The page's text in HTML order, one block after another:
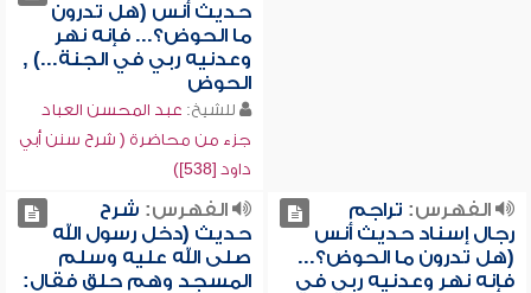
حديث أنس (هل تدرون
ما الحوض؟... فإنه نهر
وعدنيه ربي في الجنة...) ,
الحوض
للشيخ: عبد المحسن العباد
جزء من محاضرة ( شرح سنن أبي
داود [538])
الفهرس: تراجم
رجال إسناد حديث أنس
(هل تدرون ما الحوض؟...
فإنه نهر وعدنيه ربي في
الفهرس: شرح
حديث (دخل رسول الله
صلى الله عليه وسلم
المسجد وهم حلق فقال: